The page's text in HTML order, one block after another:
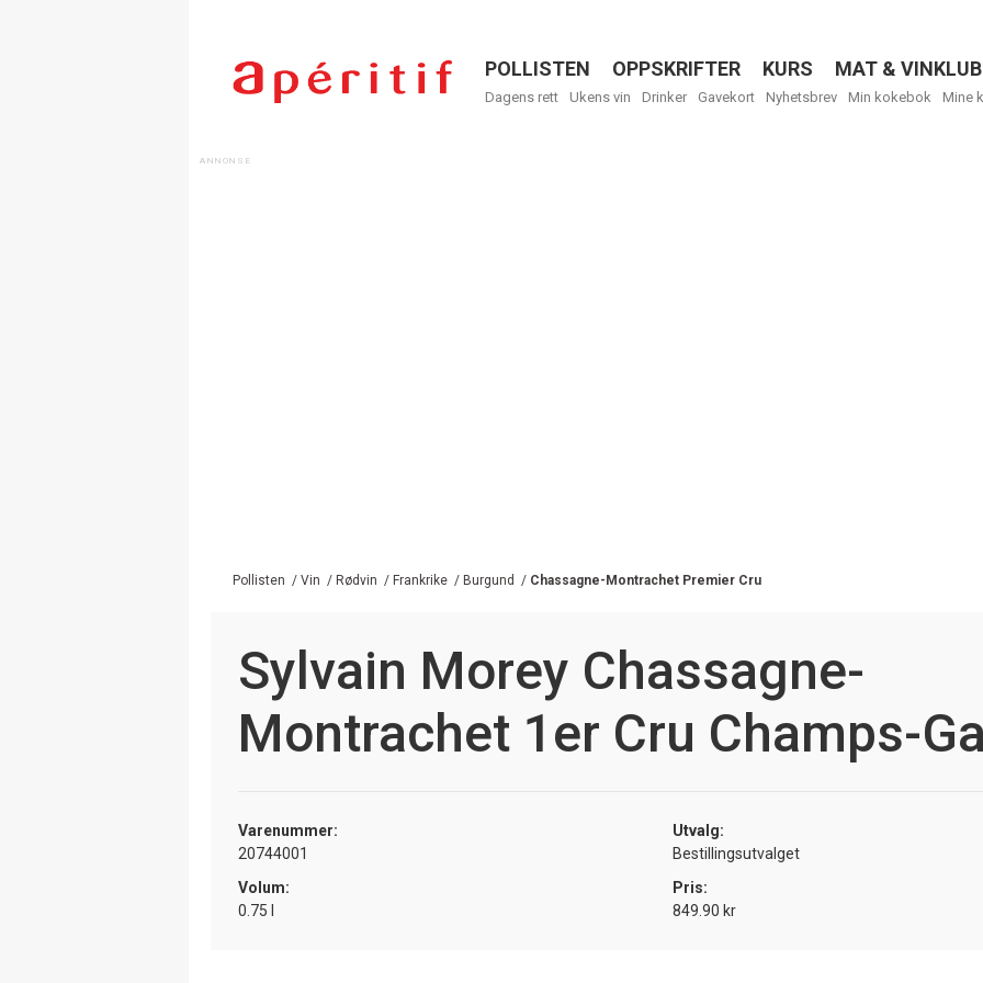
Menu
POLLISTEN OPPSKRIFTER KURS MAT &
Dagens rett Ukens vin Drinker Gavekort Nyhetsbrev Min kokebok Mine
Pollisten / Vin / Rødvin / Frankrike / Burgund / Chassagne-Montrachet Premier Cru
Sylvain Morey Chassagne-
Montrachet 1er Cru Champs-
Varenummer:
20744001
Utvalg:
Bestillingsutvalget
Volum:
0.75 l
Pris:
849.90 kr